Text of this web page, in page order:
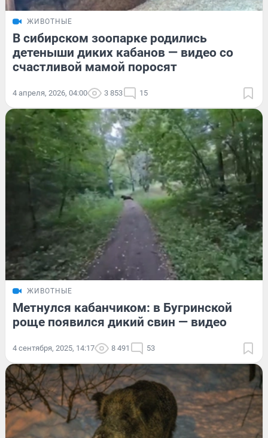
ЖИВОТНЫЕ
В сибирском зоопарке родились
детеныши диких кабанов — видео со
счастливой мамой поросят
4 апреля, 2026, 04:00 3 853 15
ЖИВОТНЫЕ
Метнулся кабанчиком: в Бугринской
роще появился дикий свин — видео
4 сентября, 2025, 14:17 8 491 53